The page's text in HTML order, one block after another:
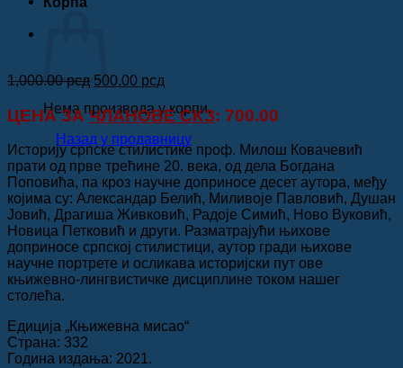
Нема производа у корпи.
Назад у продавницу
1,000.00рсд Оригинална
је
била:
1,000.00 рсд.
500.00 рсд
је:
500.00 рсд.
ЦЕНА ЗАЧЛАНОВЕ СКЗ: 700.00
Историју српске стилистике проф. Милош Ковачевић
прати од прве трећине 20. века, од дела Богдана
Поповића, па кроз научне доприносе десет аутора, међу
којима су: Александар Белић, Миливоје Павловић, Душан
Јовић, Драгиша Живковић, Радоје Симић, Ново Вуковић,
Новица Петковић и други. Разматрајући њихове
доприносе српској стилистици, аутор гради њихове
научне портрете и осликава историјски пут ове
књижевно-лингвистичке дисциплине током нашег
столећа.
Едиција „Књижевна мисао“
Страна: 332
Година издања: 2021.